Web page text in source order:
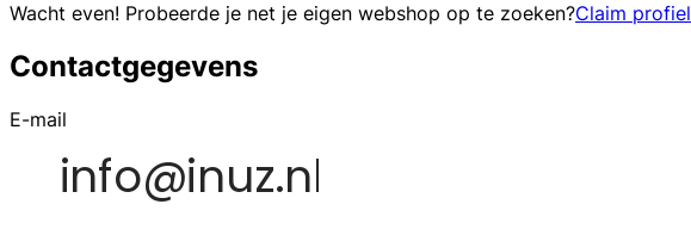
Wacht even! Probeerde je net je eigen webshop op te zoeken?Claim profiel
Contactgegevens
E-mail